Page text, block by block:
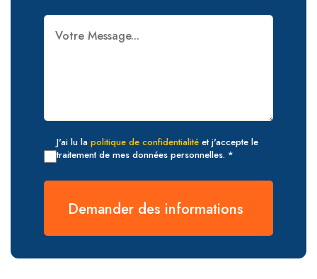
J'ai lu la politique de confidentialité et j'accepte le
traitement de mes données personnelles. *
Demander des informations